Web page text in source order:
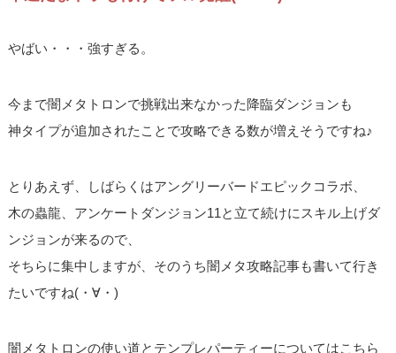
やばい・・・強すぎる。
今まで闇メタトロンで挑戦出来なかった降臨ダンジョンも
神タイプが追加されたことで攻略できる数が増えそうですね♪
とりあえず、しばらくはアングリーバードエピックコラボ、
木の蟲龍、アンケートダンジョン11と立て続けにスキル上げダ
ンジョンが来るので、
そちらに集中しますが、そのうち闇メタ攻略記事も書いて行き
たいですね(・∀・)
闇メタトロンの使い道とテンプレパーティーについてはこちら